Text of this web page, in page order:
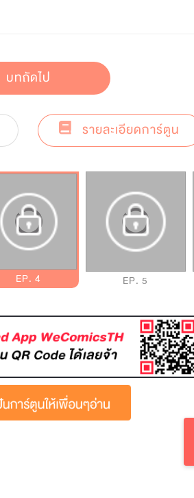
บทถัดไป
รายละเอียดการ์ตูน
EP. 4 EP. 5